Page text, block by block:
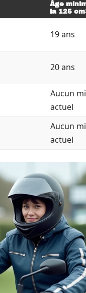
Âge
la 125
19 ans
20 ans
Aucun
actuel
Aucun
actuel